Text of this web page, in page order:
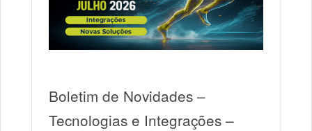
Boletim de Novidades –
Tecnologias e Integrações –